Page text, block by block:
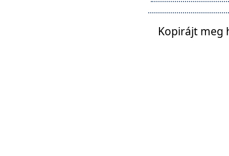
Kopirájt meg